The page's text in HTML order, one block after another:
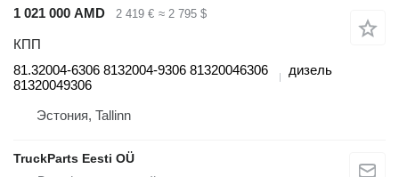
1 021 000 AMD 2 419 € ≈ 2 795 $
КПП
81.32004-6306 8132004-9306 81320046306
81320049306
дизель
Эстония, Tallinn
TruckParts Eesti OÜ